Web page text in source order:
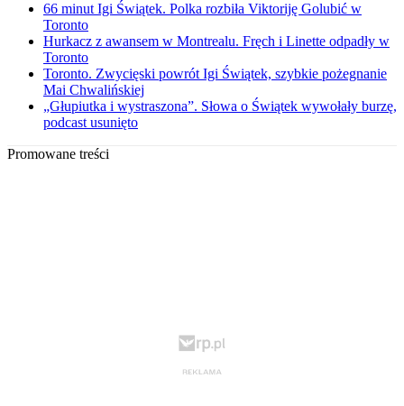
66 minut Igi Świątek. Polka rozbiła Viktoriję Golubić w
Toronto
Hurkacz z awansem w Montrealu. Fręch i Linette odpadły w
Toronto
Toronto. Zwycięski powrót Igi Świątek, szybkie pożegnanie
Mai Chwalińskiej
„Głupiutka i wystraszona”. Słowa o Świątek wywołały burzę,
podcast usunięto
Promowane treści